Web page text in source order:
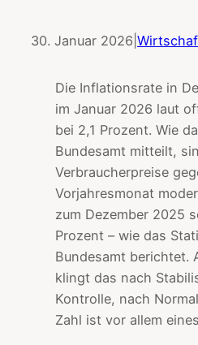
30. Januar 2026
Die Inflationsrate in
im Januar 2026 laut
bei 2,1 Prozent. Wie
Bundesamt mitteilt,
Verbraucherpreise
Vorjahresmonat
zum Dezember 2025
Prozent – wie das
Bundesamt berichtet.
klingt das nach
Kontrolle, nach
Zahl ist vor allem